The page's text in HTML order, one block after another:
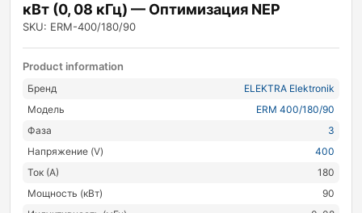
кВт (0, 08 кГц) — Оптимизация NEP
SKU: ERM-400/180/90
Product information
Бренд
ELEKTRA Elektronik
Модель
ERM 400/180/90
Фаза
3
Напряжение (V)
400
Ток (А)
180
Мощность (кВт)
90